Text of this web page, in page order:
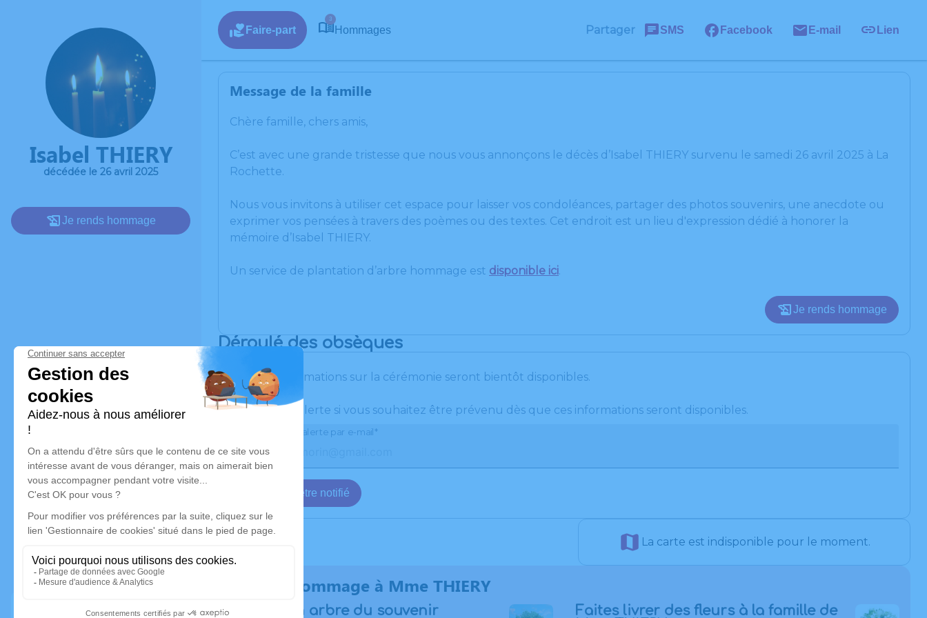
Isabel THIERY
décédée le 26 avril 2025
Je rends hommage
Faire-part
3
Hommages Partager SMS Facebook E-mail Lien
Message de la famille
Chère famille, chers amis,
C’est avec une grande tristesse que nous vous annonçons le décès d’Isabel THIERY survenu le samedi 26 avril 2025 à La
Rochette.
Nous vous invitons à utiliser cet espace pour laisser vos condoléances, partager des photos souvenirs, une anecdote ou
exprimer vos pensées à travers des poèmes ou des textes. Cet endroit est un lieu d'expression dédié à honorer la
mémoire d’Isabel THIERY.
Un service de plantation d’arbre hommage est disponible ici.
Je rends hommage
Déroulé des obsèques
Les informations sur la cérémonie seront bientôt disponibles.
Activez une alerte si vous souhaitez être prévenu dès que ces informations seront disponibles.
Recevoir une alerte par e-mail*
Je veux être notifié
La carte est indisponible pour le moment.
Rendez hommage à Mme THIERY
Plantez un arbre du souvenir
Faites livrer des fleurs à la famille de